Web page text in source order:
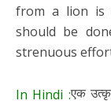
from a lion is
should be
strenuous
In Hindi :एक